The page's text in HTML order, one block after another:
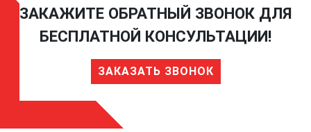
ЗАКАЖИТЕ ОБРАТНЫЙ ЗВОНОК ДЛЯ
БЕСПЛАТНОЙ КОНСУЛЬТАЦИИ!
ЗАКАЗАТЬ ЗВОНОК